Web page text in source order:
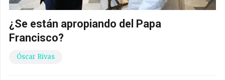
¿Se están apropiando del Papa
Francisco?
Óscar Rivas